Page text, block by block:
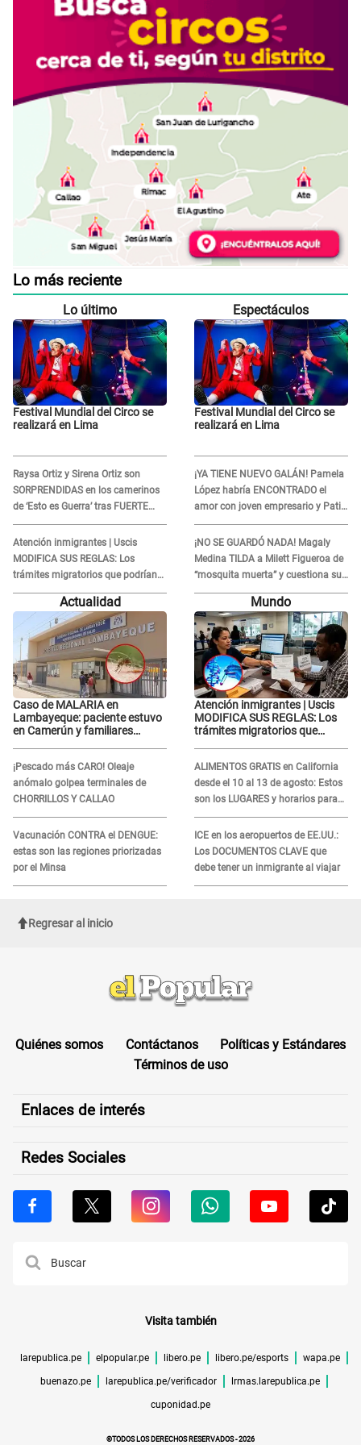
Lo más reciente
Lo último
Festival Mundial del Circo se
realizará en Lima
Raysa Ortiz y Sirena Ortiz son
SORPRENDIDAS en los camerinos
de ‘Esto es Guerra’ tras FUERTE
ENFRENTAMIENTO con Gabriel
Moisés: “Gracias”
Atención inmigrantes | Uscis
MODIFICA SUS REGLAS: Los
trámites migratorios que podrían
necesitar tu prueba de ADN
Espectáculos
Festival Mundial del Circo se
realizará en Lima
¡YA TIENE NUEVO GALÁN! Pamela
López habría ENCONTRADO el
amor con joven empresario y Pati
Lorena la ECHA en VIVO
¡NO SE GUARDÓ NADA! Magaly
Medina TILDA a Milett Figueroa de
“mosquita muerta” y cuestiona su
RECONCILIACIÓN con Marcelo
Tinelli en TV argentina
Actualidad
Caso de MALARIA en
Lambayeque: paciente estuvo
en Camerún y familiares
¡Pescado más CARO! Oleaje
anómalo golpea terminales de
CHORRILLOS Y CALLAO
Vacunación CONTRA el DENGUE:
estas son las regiones priorizadas
por el Minsa
Mundo
Atención inmigrantes | Uscis
MODIFICA SUS REGLAS: Los
trámites migratorios que
ALIMENTOS GRATIS en California
desde el 10 al 13 de agosto: Estos
son los LUGARES y horarios para
recibir la ayuda
ICE en los aeropuertos de EE.UU.:
Los DOCUMENTOS CLAVE que
debe tener un inmigrante al viajar
Regresar al inicio
Quiénes somos Contáctanos
Políticas y Estándares
Términos de uso
Enlaces de interés
Redes Sociales
Visita también
larepublica.pe elpopular.pe libero.pe libero.pe/esports wapa.pe
buenazo.pe larepublica.pe/verificador lrmas.larepublica.pe
cuponidad.pe
©TODOS LOS DERECHOS RESERVADOS -2026